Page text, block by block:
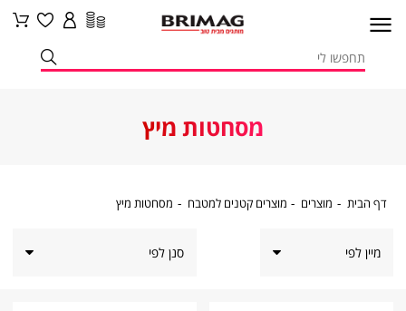
מסחטות מיץ
דף הבית דף מוצרים מוצרים
מוצרים קטנים למטבח מוצרים
מסחטות מיץ
סנן לפי